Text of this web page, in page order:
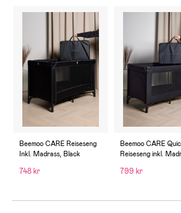
Beemoo CARE Reiseseng
Inkl. Madrass, Black
748 kr
Beemoo CARE
Reiseseng inkl.
799 kr